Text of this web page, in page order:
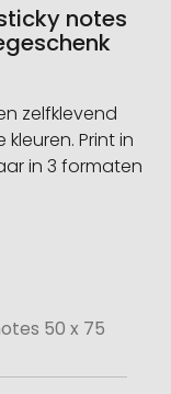
notes
zelfklevend
Print in
in 3 formaten
50 x 75